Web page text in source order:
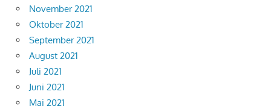
November 2021
Oktober 2021
September 2021
August 2021
Juli 2021
Juni 2021
Mai 2021